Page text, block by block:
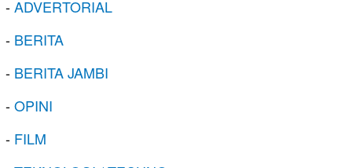
-ADVERTORIAL
- BERITA
- BERITA JAMBI
-OPINI
- FILM